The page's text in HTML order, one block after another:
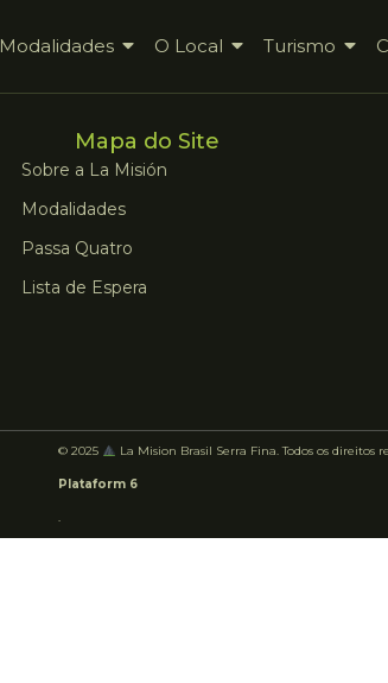
Modalidades O Local Turismo
Mapa do Site
Sobre a La Misión
Modalidades
Passa Quatro
Lista de Espera
© 2025 La Mision Brasil Serra Fina. Todos os direitos
Plataform 6
.